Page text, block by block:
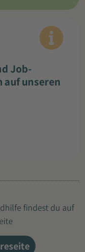
Job-
auf unseren
findest du auf